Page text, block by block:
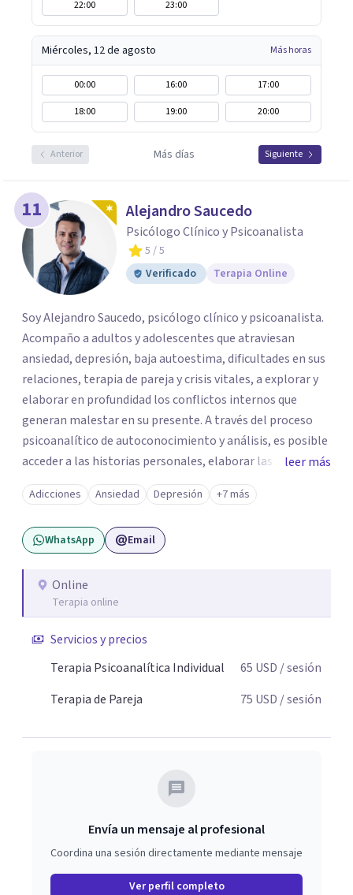
22:00 23:00
Miércoles, 12 de agosto Más horas
00:00 16:00
17:00
18:00
19:00 20:00
Anterior Más días Siguiente
11 Alejandro Saucedo
Psicólogo Clínico y Psicoanalista
5 / 5
Verificado
Terapia Online
Soy Alejandro Saucedo, psicólogo clínico y psicoanalista.
Acompaño a adultos y adolescentes que atraviesan
ansiedad, depresión, baja autoestima, dificultades en sus
relaciones, terapia de pareja y crisis vitales, a explorar y
elaborar en profundidad los conflictos internos que
generan malestar en su presente. A través del proceso
psicoanalítico de autoconocimiento y análisis, es posible
acceder a las historias personales, elaborar las
experiencias del pasado y resignificarlas, liberando su
influencia para construir un futuro con mayor libertad y
autenticidad. La terapia psicoanalítica crea un espacio de
verbalización libre y sin filtros. A través de esta
exploran las vivencias que aún condicionan el presente, se
les otorga un nuevo sentido y se transforma su impacto
claridad sobre sí mismos, reducen significativamente su
sufrimiento y alcanzan cambios profundos y duraderos en
leer más
Adicciones Ansiedad Depresión +7 más
WhatsApp Email
Online
Terapia online
Servicios y precios
Terapia Psicoanalítica Individual
65 USD / sesión
Terapia de Pareja
75 USD / sesión
Envía un mensaje al profesional
Coordina una sesión directamente mediante mensaje
Ver perfil completo